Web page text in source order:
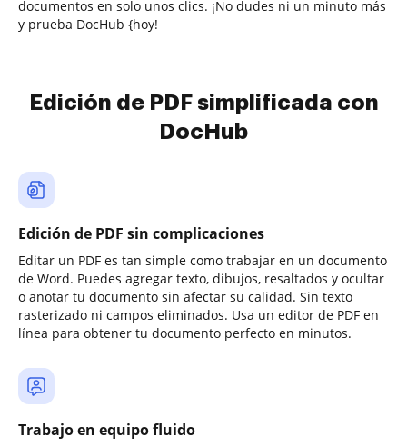
documentos en solo unos clics. ¡No dudes ni un minuto más
y prueba DocHub {hoy!
Edición de PDF simplificada con
DocHub
Edición de PDF sin complicaciones
Editar un PDF es tan simple como trabajar en un documento
de Word. Puedes agregar texto, dibujos, resaltados y ocultar
o anotar tu documento sin afectar su calidad. Sin texto
rasterizado ni campos eliminados. Usa un editor de PDF en
línea para obtener tu documento perfecto en minutos.
Trabajo en equipo fluido